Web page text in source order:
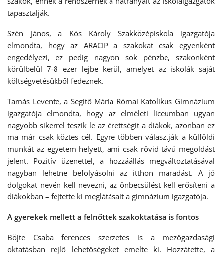
tapasztalják.
Szén János, a Kós Károly Szakközépiskola igazgatója
elmondta, hogy az ARACIP a szakokat csak egyenként
engedélyezi, ez pedig nagyon sok pénzbe, szakonként
körülbelül 7-8 ezer lejbe kerül, amelyet az iskolák saját
költségvetésükből fedeznek.
Tamás Levente, a Segítő Mária Római Katolikus Gimnázium
igazgatója elmondta, hogy az elméleti líceumban ugyan
nagyobb sikerrel teszik le az érettségit a diákok, azonban ez
ma már csak köztes cél. Egyre többen választják a külföldi
munkát az egyetem helyett, ami csak rövid távú megoldást
jelent. Pozitív üzenettel, a hozzáállás megváltoztatásával
nagyban lehetne befolyásolni az itthon maradást. A jó
dolgokat nevén kell nevezni, az önbecsülést kell erősíteni a
diákokban – fejtette ki meglátásait a gimnázium igazgatója.
A gyerekek mellett a felnőttek szakoktatása is fontos
Böjte Csaba ferences szerzetes is a mezőgazdasági
oktatásban rejlő lehetőségeket emelte ki. Hozzátette, a